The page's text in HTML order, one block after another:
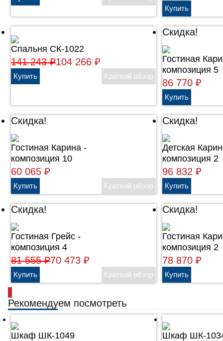
Спальня СК-1022
141 243₽104 266₽
Скидка!
Гостиная
композиция 5
86 770₽
Скидка!
Гостиная Карина -
композиция 10
60 065₽
Скидка!
Детская
композиция 2
96 832₽
Скидка!
Гостиная Грейс -
композиция 4
81 555₽70 473₽
Скидка!
Гостиная
композиция 2
78 870₽
Рекомендуем посмотреть
Шкаф ШК-1049 Шкаф ШК-